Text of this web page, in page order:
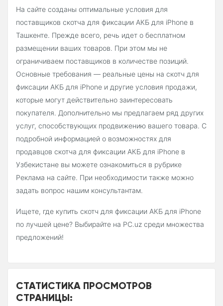
На сайте созданы оптимальные условия для
поставщиков скотча для фиксации АКБ для iPhone в
Ташкенте. Прежде всего, речь идет о бесплатном
размещении ваших товаров. При этом мы не
ограничиваем поставщиков в количестве позиций.
Основные требования — реальные цены на скотч для
фиксации АКБ для iPhone и другие условия продажи,
которые могут действительно заинтересовать
покупателя. Дополнительно мы предлагаем ряд других
услуг, способствующих продвижению вашего товара. С
подробной информацией о возможностях для
продавцов скотча для фиксации АКБ для iPhone в
Узбекистане вы можете ознакомиться в рубрике
Реклама на сайте. При необходимости также можно
задать вопрос нашим консультантам.
Ищете, где купить скотч для фиксации АКБ для iPhone
по лучшей цене? Выбирайте на PC.uz среди множества
предложений!
СТАТИСТИКА ПРОСМОТРОВ
СТРАНИЦЫ: